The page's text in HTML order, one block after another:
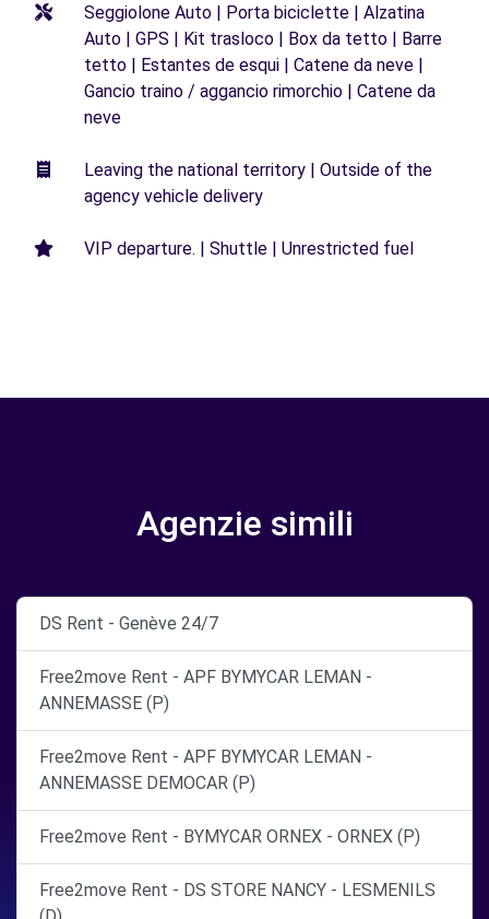
Seggiolone Auto | Porta biciclette | Alzatina
Auto | GPS | Kit trasloco | Box da tetto | Barre
tetto | Estantes de esqui | Catene da neve |
Gancio traino / aggancio rimorchio | Catene da
neve
Leaving the national territory | Outside of the
agency vehicle delivery
VIP departure. | Shuttle | Unrestricted fuel
Agenzie simili
DS Rent - Genève 24/7
Free2move Rent - APF BYMYCAR LEMAN -
ANNEMASSE (P)
Free2move Rent - APF BYMYCAR LEMAN -
ANNEMASSE DEMOCAR (P)
Free2move Rent - BYMYCAR ORNEX - ORNEX (P)
Free2move Rent - DS STORE NANCY - LESMENILS